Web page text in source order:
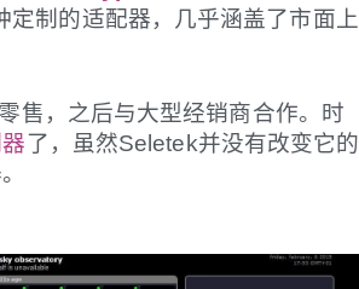
制的适配器，几乎涵盖了市面上
售，之后与大型经销商合作。时
了，虽然Seletek并没有改变它的